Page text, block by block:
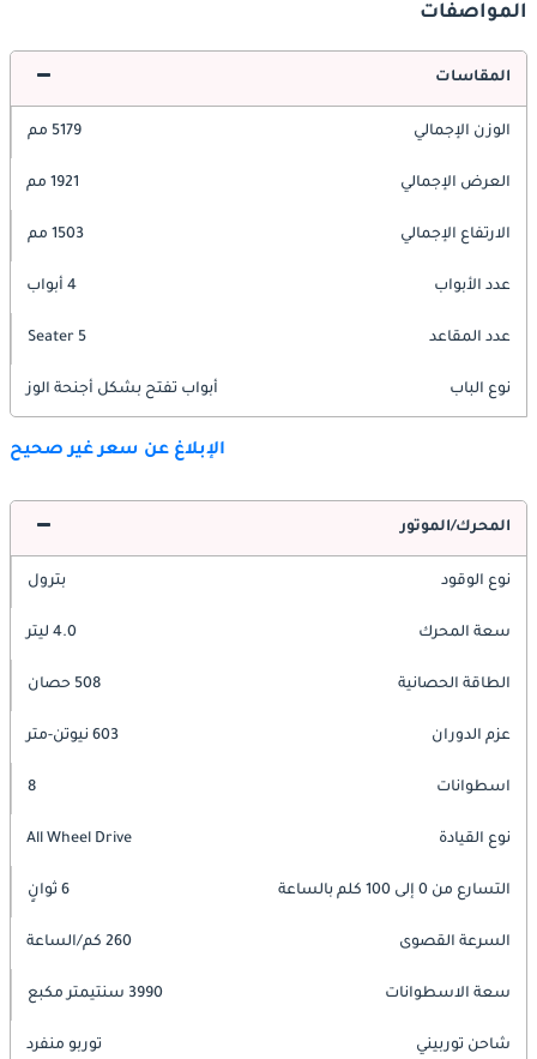
المواصفات
المقاسات
الوزن الإجمالي 5179 مم
العرض الإجمالي 1921 مم
الارتفاع الإجمالي 1503 مم
عدد الأبواب 4 أبواب
عدد المقاعد 5 Seater
نوع الباب أبواب تفتح بشكل أجنحة الوز
الإبلاغ عن سعر غير صحيح
المحرك/الموتور
نوع الوقود بترول
سعة المحرك 4.0 ليتر
الطاقة الحصانية 508 حصان
عزم الدوران 603 نيوتن-متر
اسطوانات 8
نوع القيادة All Wheel Drive
التسارع من 0 إلى 100 كلم بالساعة 6 ثوانٍ
السرعة القصوى 260 كم/الساعة
سعة الاسطوانات 3990 سنتيمتر مكبع
شاحن توربيني توربو منفرد